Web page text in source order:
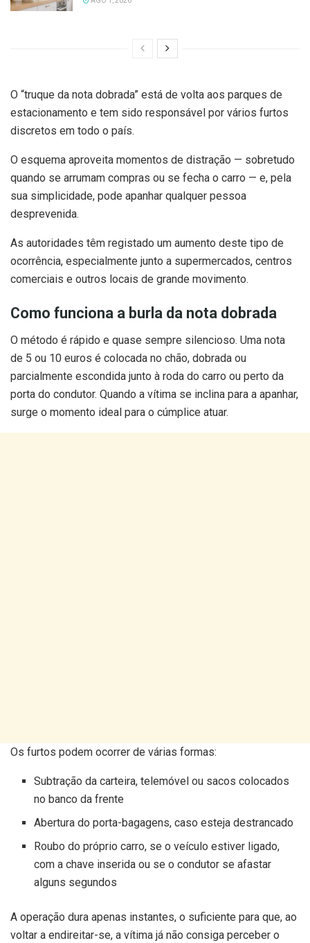
O “truque da nota dobrada” está de volta aos parques de
estacionamento e tem sido responsável por vários furtos
discretos em todo o país.
O esquema aproveita momentos de distração — sobretudo
quando se arrumam compras ou se fecha o carro — e, pela
sua simplicidade, pode apanhar qualquer pessoa
desprevenida.
As autoridades têm registado um aumento deste tipo de
ocorrência, especialmente junto a supermercados, centros
comerciais e outros locais de grande movimento.
Como funciona a burla da nota dobrada
O método é rápido e quase sempre silencioso. Uma nota
de 5 ou 10 euros é colocada no chão, dobrada ou
parcialmente escondida junto à roda do carro ou perto da
porta do condutor. Quando a vítima se inclina para a apanhar,
surge o momento ideal para o cúmplice atuar.
Os furtos podem ocorrer de várias formas:
Subtração da carteira, telemóvel ou sacos colocados
no banco da frente
Abertura do porta-bagagens, caso esteja destrancado
Roubo do próprio carro, se o veículo estiver ligado,
com a chave inserida ou se o condutor se afastar
alguns segundos
A operação dura apenas instantes, o suficiente para que, ao
voltar a endireitar-se, a vítima já não consiga perceber o